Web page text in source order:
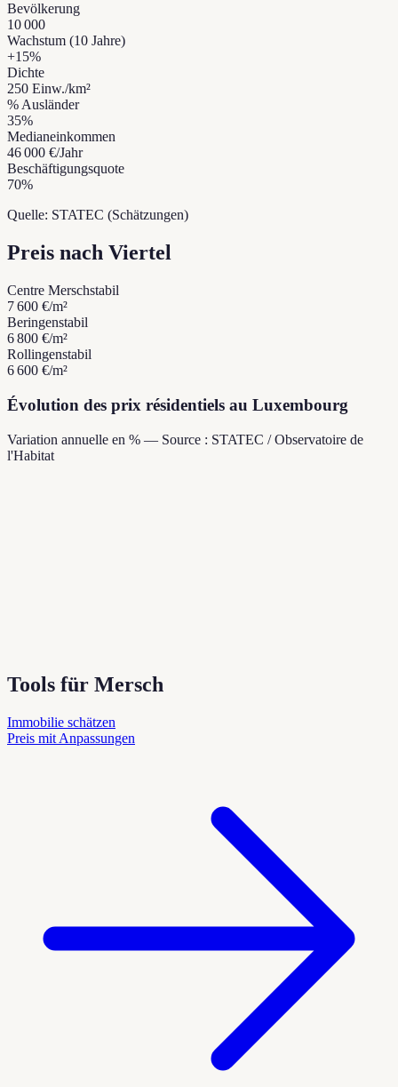
Bevölkerung
10 000
Wachstum (10 Jahre)
+15%
Dichte
250 Einw./km²
% Ausländer
35%
Medianeinkommen
46 000 €/Jahr
Beschäftigungsquote
70%
Quelle: STATEC (Schätzungen)
Preis nach Viertel
Centre Merschstabil
7 600 €/m²
Beringenstabil
6 800 €/m²
Rollingenstabil
6 600 €/m²
Évolution des prix résidentiels au Luxembourg
Variation annuelle en % — Source : STATEC / Observatoire de
l'Habitat
Tools für Mersch
Immobilie schätzen
Preis mit Anpassungen